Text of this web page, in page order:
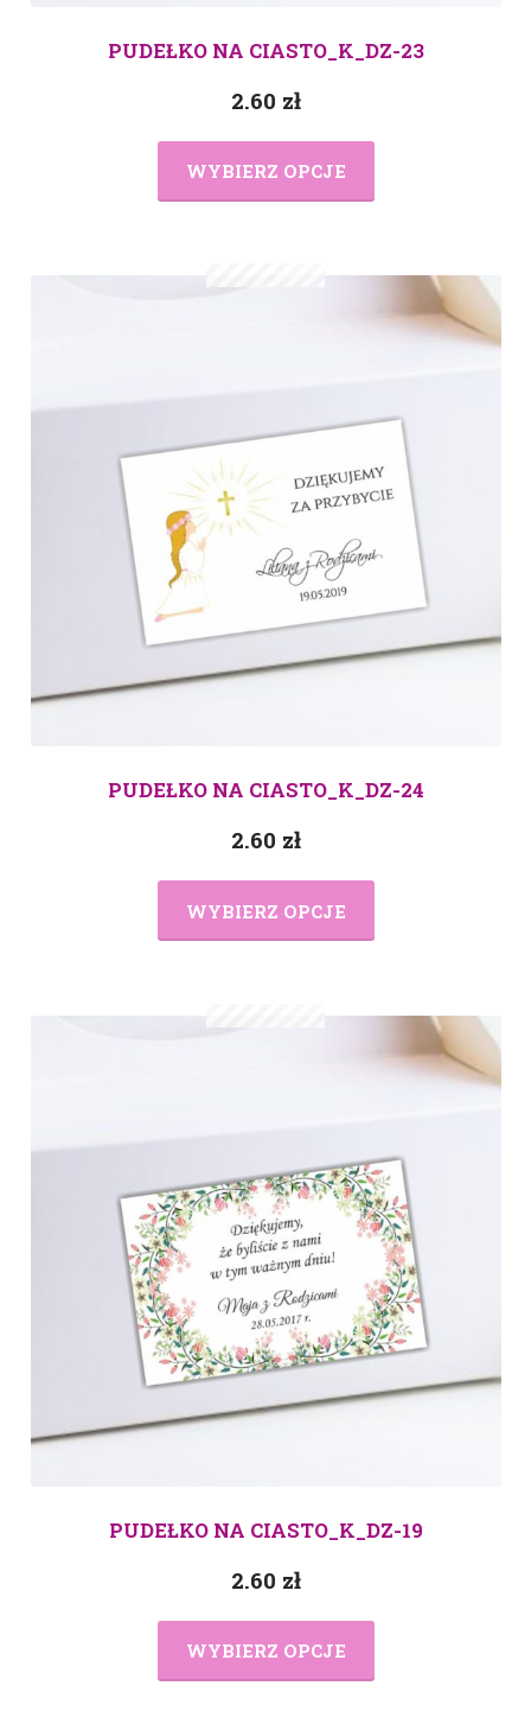
PUDEŁKO NA CIASTO_K_DZ-23
2.60 zł
WYBIERZ OPCJE
PUDEŁKO NA CIASTO_K_DZ-24
2.60 zł
WYBIERZ OPCJE
PUDEŁKO NA CIASTO_K_DZ-19
2.60 zł
WYBIERZ OPCJE